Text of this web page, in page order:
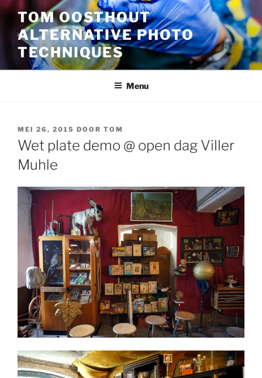
Ga
inhoud
TOM OOSTHOUT
ALTERNATIVE PHOTO
TECHNIQUES
Menu
GEPLAATST
OP
MEI 26, 2015 DOOR TOM
Wet plate demo @ open dag Viller
Muhle